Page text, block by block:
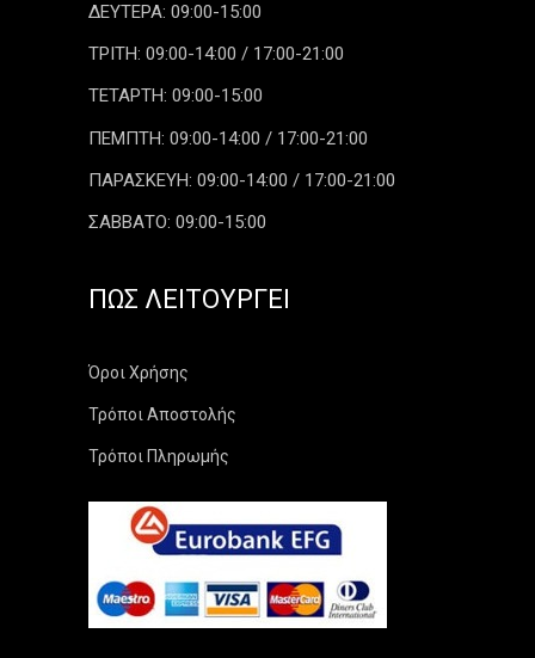
ΔΕΥΤΕΡΑ: 09:00-15:00
ΤΡΙΤΗ: 09:00-14:00 / 17:00-21:00
ΤΕΤΑΡΤΗ: 09:00-15:00
ΠΕΜΠΤΗ: 09:00-14:00 / 17:00-21:00
ΠΑΡΑΣΚΕΥΗ: 09:00-14:00 / 17:00-21:00
ΣΑΒΒΑΤΟ: 09:00-15:00
ΠΏΣ ΛΕΙΤΟΥΡΓΕΊ
Όροι Χρήσης
Τρόποι Αποστολής
Τρόποι Πληρωμής